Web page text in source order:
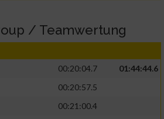
/ Teamwertung
00:20:04.7
01:44:44.6
00:20:57.5
00:21:00.4